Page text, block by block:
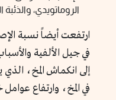
الروماتويدي، والذئبة
ارتفعت أيضاً نسبة
في جيل الألفية
إلى انكماش المخ،
في المخ، وارتفاع